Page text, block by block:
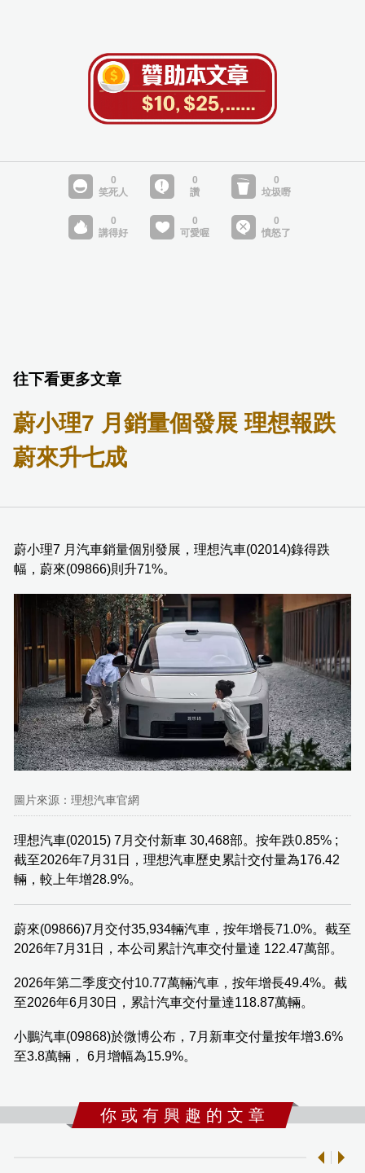
往下看更多文章
蔚小理7 月銷量個發展 理想報跌
蔚來升七成
蔚小理7 月汽車銷量個別發展，理想汽車(02014)錄得跌
幅，蔚來(09866)則升71%。
圖片來源：理想汽車官網
理想汽車(02015) 7月交付新車 30,468部。按年跌0.85% ;
截至2026年7月31日，理想汽車歷史累計交付量為176.42
輛，較上年增28.9%。
蔚來(09866)7月交付35,934輛汽車，按年增長71.0%。截至
2026年7月31日，本公司累計汽車交付量達 122.47萬部。
2026年第二季度交付10.77萬輛汽車，按年增長49.4%。截
至2026年6月30日，累計汽車交付量達118.87萬輛。
小鵬汽車(09868)於微博公布，7月新車交付量按年增3.6%
至3.8萬輛， 6月增幅為15.9%。
你 或 有 興 趣 的 文 章